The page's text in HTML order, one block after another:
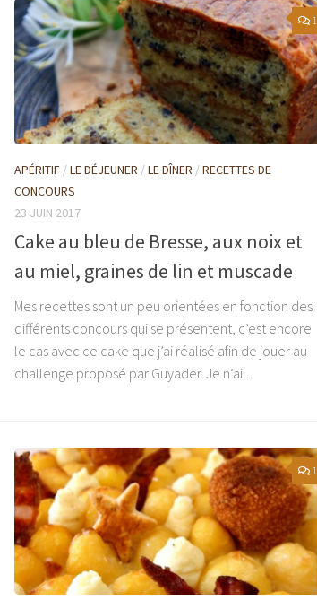
1
APÉRITIF /LE DÉJEUNER /LE DÎNER /RECETTES DE
CONCOURS
23 JUIN 2017
Cake au bleu de Bresse, aux noix et
au miel, graines de lin et muscade
Mes recettes sont un peu orientées en fonction des
différents concours qui se présentent, c’est encore
le cas avec ce cake que j’ai réalisé afin de jouer au
challenge proposé par Guyader. Je n’ai...
1